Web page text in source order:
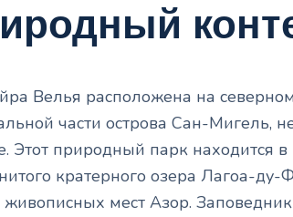
Велья расположена на
части острова Сан-Мигель,
Этот природный парк находится
кратерного озера Лагоа-ду-
мест Азор.